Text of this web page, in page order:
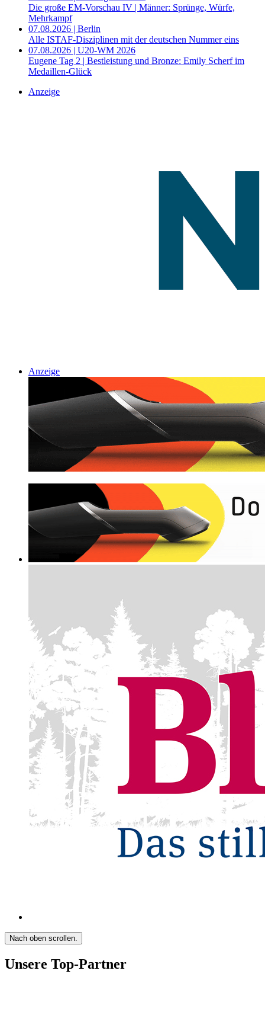
Die große EM-Vorschau IV | Männer: Sprünge, Würfe,
Mehrkampf
07.08.2026 | Berlin
Alle ISTAF-Disziplinen mit der deutschen Nummer eins
07.08.2026 | U20-WM 2026
Eugene Tag 2 | Bestleistung und Bronze: Emily Scherf im
Medaillen-Glück
Anzeige
Anzeige
Nach oben scrollen.
Unsere Top-Partner